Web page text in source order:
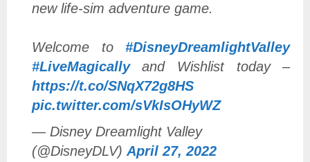
new life-sim adventure game.
Welcome to#DisneyDreamlightValley
#LiveMagicallyand Wishlist today –
https://t.co/SNqX72g8HS
pic.twitter.com/sVkIsOHyWZ
— Disney Dreamlight Valley
(@DisneyDLV) April 27, 2022